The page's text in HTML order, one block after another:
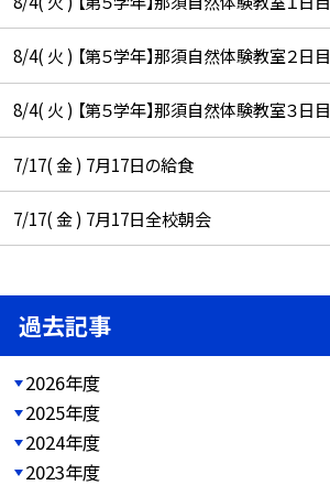
8/4( 火 ) 【第５学年】那須自然体験教室２日目
8/4( 火 ) 【第５学年】那須自然体験教室３日目
7/17( 金 ) 7月17日の給食
7/17( 金 ) 7月17日全校朝会
過去記事
2026年度
2025年度
2024年度
2023年度